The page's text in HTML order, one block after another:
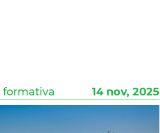
formativa 14 nov, 2025